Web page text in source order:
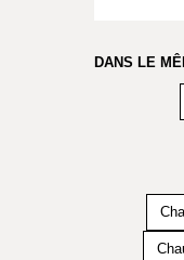
DANS LE